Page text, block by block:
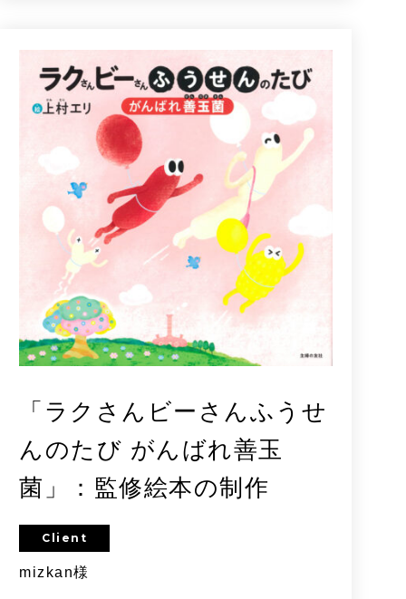
「ラクさんビーさんふうせ
んのたび がんばれ善玉
菌」：監修絵本の制作
Client
mizkan様